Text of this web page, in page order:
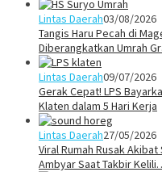
Lintas Daerah03/08/2026
Tangis Haru Pecah di
Diberangkatkan Umrah
Lintas Daerah09/07/2026
Gerak Cepat! LPS
Klaten dalam 5 Hari Kerja
Lintas Daerah27/05/2026
Viral Rumah Rusak
Ambyar Saat Takbir